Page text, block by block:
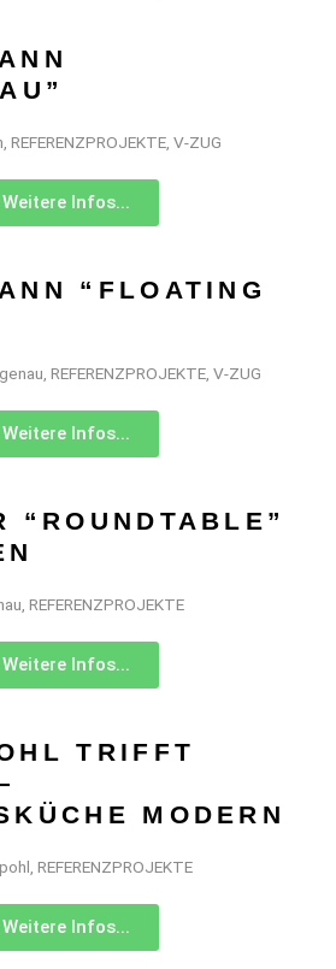
REFERENZPROJEKTE, V-ZUG
Weitere Infos...
“FLOATING
REFERENZPROJEKTE V-ZUG
Weitere Infos...
“ROUNDTABLE”
REFERENZPROJEKTE
Weitere Infos...
TRIFFT
MODERN
REFERENZPROJEKTE
Weitere Infos...